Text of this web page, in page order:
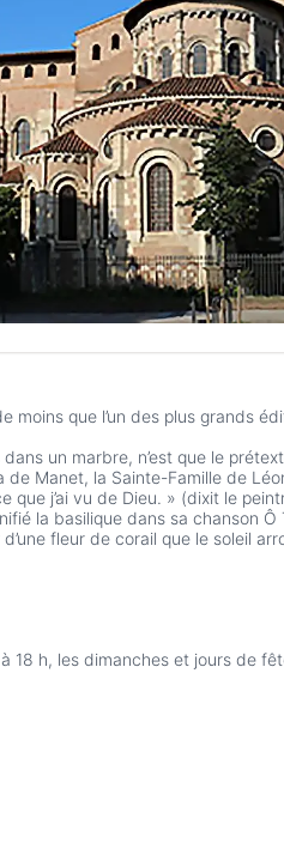
que l’un des plus grands
un marbre, n’est que le
de Manet, la Sainte-Famille de
j’ai vu de Dieu. » (dixit le
la basilique dans sa chanson Ô
fleur de corail que le soleil
h, les dimanches et jours de